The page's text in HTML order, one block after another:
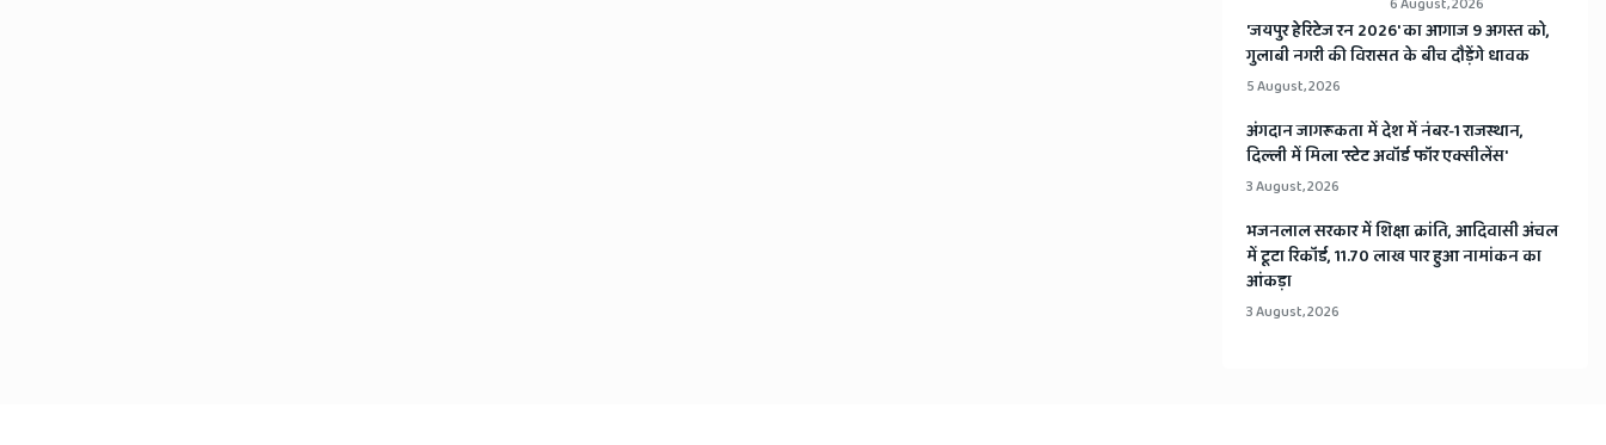
​'जयपुर हेरिटेज रन 2026' का आगाज 9 अगस्त को,
गुलाबी नगरी की विरासत के बीच दौड़ेंगे धावक
5 August, 2026
अंगदान जागरूकता में देश में नंबर-1 राजस्थान,
दिल्ली में मिला 'स्टेट अवॉर्ड फॉर एक्सीलेंस'
3 August, 2026
भजनलाल सरकार में शिक्षा क्रांति, आदिवासी अंचल
में टूटा रिकॉर्ड, 11.70 लाख पार हुआ नामांकन का
आंकड़ा
3 August, 2026